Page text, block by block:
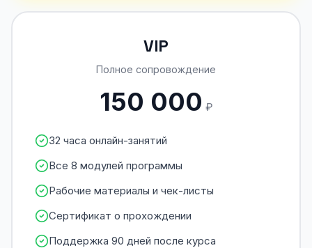
VIP
Полное сопровождение
150 000 ₽
32 часа онлайн-занятий
Все 8 модулей программы
Рабочие материалы и чек-листы
Сертификат о прохождении
Поддержка 90 дней после курса